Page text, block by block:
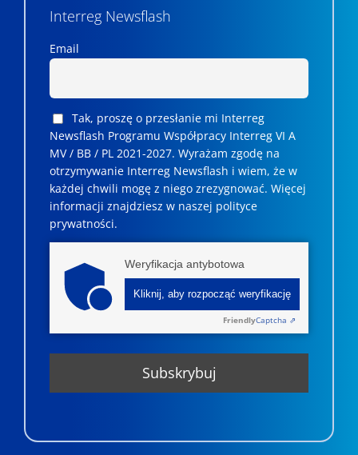
Interreg Newsflash
Email
Tak, proszę o przesłanie mi Interreg
Newsflash Programu Współpracy Interreg VI A
MV / BB / PL 2021-2027. Wyrażam zgodę na
otrzymywanie Interreg Newsflash i wiem, że w
każdej chwili mogę z niego zrezygnować. ­­Więcej
informacji znajdziesz w naszej polityce
prywatności.
Weryfikacja antybotowa
Kliknij, aby rozpocząć weryfikację
FriendlyCaptcha ⇗